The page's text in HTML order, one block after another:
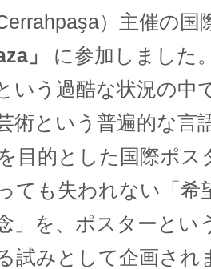
）主催の国
」
に参加しました
いう過酷な状況の中
術という普遍的な言
目的とした国際ポス
ても失われない「希
」を、ポスターとい
試みとして企画され